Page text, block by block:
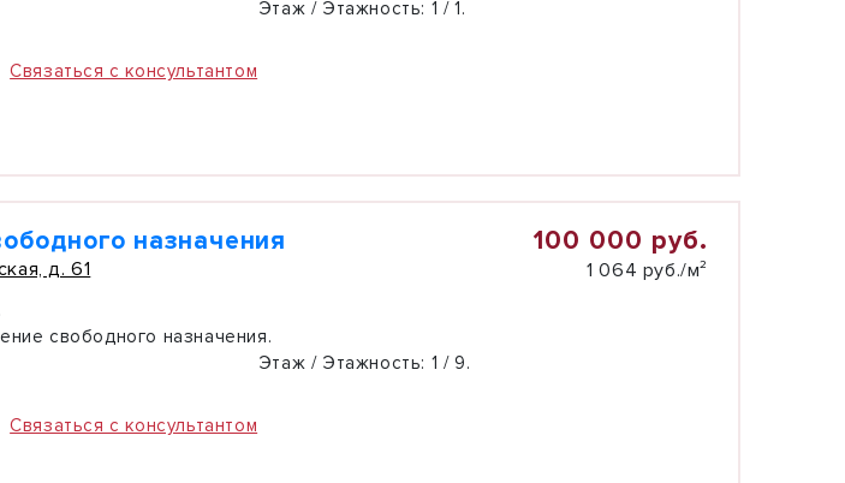
Этаж / Этажность: 1 / 1.
Связаться с консультантом
назначения
д. 61
100 000 руб.
1 064 руб./м²
свободного назначения.
Этаж / Этажность: 1 / 9.
Связаться с консультантом